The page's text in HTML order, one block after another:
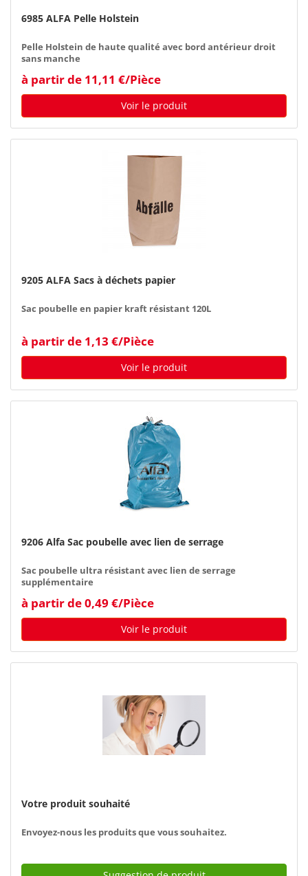
6985 ALFA Pelle Holstein
Pelle Holstein de haute qualité avec bord antérieur droit
sans manche
à partir de 11,11 €/Pièce
Voir le produit
9205 ALFA Sacs à déchets papier
Sac poubelle en papier kraft résistant 120L
à partir de 1,13 €/Pièce
Voir le produit
9206 Alfa Sac poubelle avec lien de serrage
Sac poubelle ultra résistant avec lien de serrage
supplémentaire
à partir de 0,49 €/Pièce
Voir le produit
Votre produit souhaité
Envoyez-nous les produits que vous souhaitez.